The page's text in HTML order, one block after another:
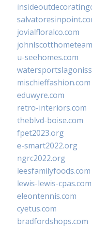
jovialfloralco.com
u-seehomes.com
mischieffashion.com
eduwyre.com
retro-interiors.com
theblvd-boise.com
fpet2023.org
e-smart2022.org
ngrc2022.org
leesfamilyfoods.com
lewis-lewis-cpas.com
eleontennis.com
cyetus.com
bradfordshops.com